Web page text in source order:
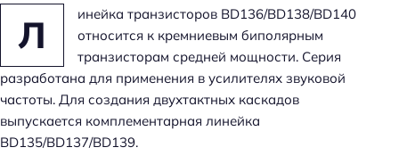
Л
инейка транзисторов BD136/BD138/BD140
относится к кремниевым биполярным
транзисторам средней мощности. Серия
разработана для применения в усилителях звуковой
частоты. Для создания двухтактных каскадов
выпускается комплементарная линейка
BD135/BD137/BD139.